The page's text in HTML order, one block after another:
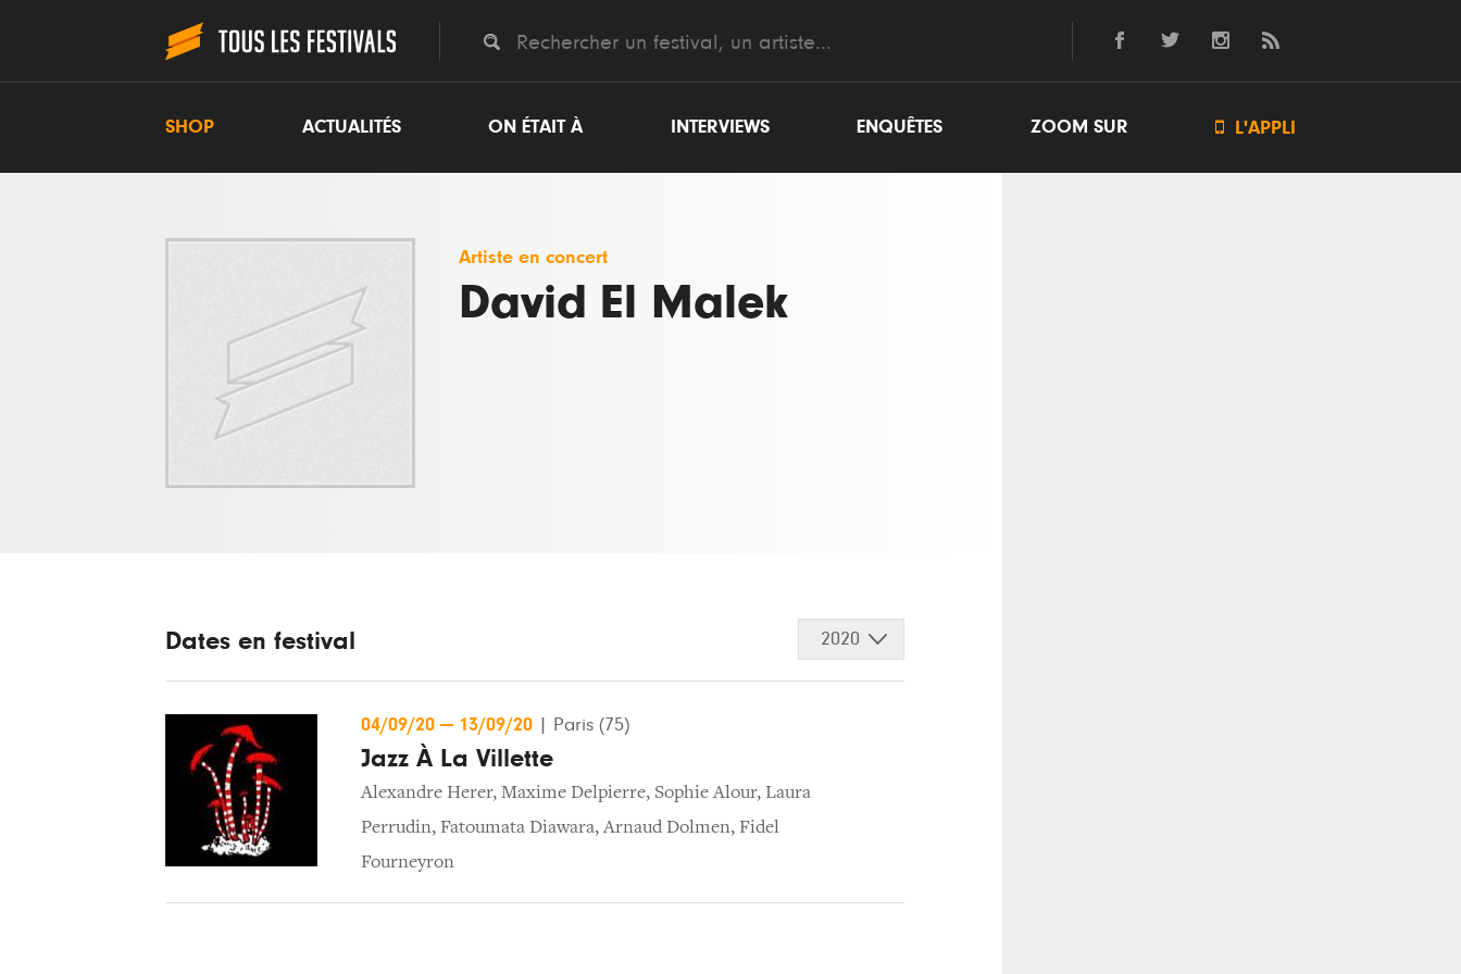
SHOP ACTUALITÉS ON ÉTAIT À INTERVIEWS ENQUÊTES ZOOM SUR  L'APPLI
Artiste en concert
David El Malek
Dates en festival 2020
04/09/20 — 13/09/20 Paris (75)
Jazz À La Villette
Alexandre Herer, Maxime Delpierre, Sophie Alour, Laura
Perrudin, Fatoumata Diawara,Arnaud Dolmen, Fidel
Fourneyron